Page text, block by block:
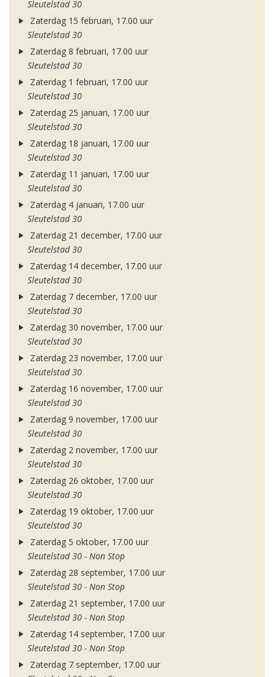
Sleutelstad 30
Zaterdag 15 februari, 17.00 uur
Sleutelstad 30
Zaterdag 8 februari, 17.00 uur
Sleutelstad 30
Zaterdag 1 februari, 17.00 uur
Sleutelstad 30
Zaterdag 25 januari, 17.00 uur
Sleutelstad 30
Zaterdag 18 januari, 17.00 uur
Sleutelstad 30
Zaterdag 11 januari, 17.00 uur
Sleutelstad 30
Zaterdag 4 januari, 17.00 uur
Sleutelstad 30
Zaterdag 21 december, 17.00 uur
Sleutelstad 30
Zaterdag 14 december, 17.00 uur
Sleutelstad 30
Zaterdag 7 december, 17.00 uur
Sleutelstad 30
Zaterdag 30 november, 17.00 uur
Sleutelstad 30
Zaterdag 23 november, 17.00 uur
Sleutelstad 30
Zaterdag 16 november, 17.00 uur
Sleutelstad 30
Zaterdag 9 november, 17.00 uur
Sleutelstad 30
Zaterdag 2 november, 17.00 uur
Sleutelstad 30
Zaterdag 26 oktober, 17.00 uur
Sleutelstad 30
Zaterdag 19 oktober, 17.00 uur
Sleutelstad 30
Zaterdag 5 oktober, 17.00 uur
Sleutelstad 30 - Non Stop
Zaterdag 28 september, 17.00 uur
Sleutelstad 30 - Non Stop
Zaterdag 21 september, 17.00 uur
Sleutelstad 30 - Non Stop
Zaterdag 14 september, 17.00 uur
Sleutelstad 30 - Non Stop
Zaterdag 7 september, 17.00 uur